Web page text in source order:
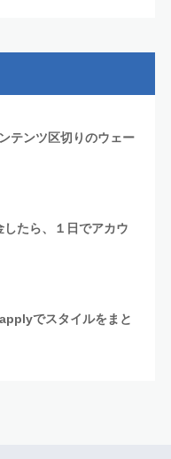
テンツ区切りのウェー
たら、１日でアカウ
でスタイルをまと